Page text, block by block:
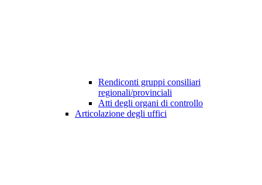
Rendiconti gruppi consiliari
regionali/provinciali
Atti degli organi di controllo
Articolazione degli uffici